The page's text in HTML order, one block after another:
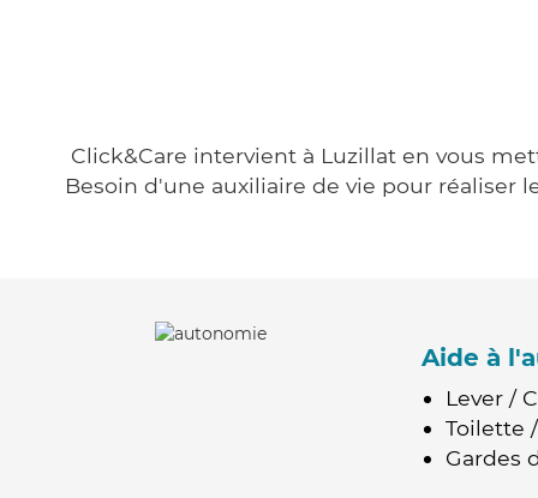
Click&Care intervient à Luzillat en vous
Besoin d'une auxiliaire de vie pour réaliser
Aide à
Lever /
Toilette
Gardes